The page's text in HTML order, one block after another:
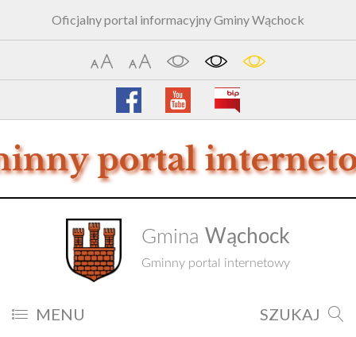
Oficjalny portal informacyjny Gminy Wąchock
Gmina Wąchock
Gminny portal internetowy
MENU SZUKAJ